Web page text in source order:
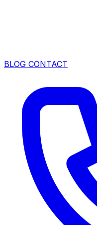
BLOG CONTACT